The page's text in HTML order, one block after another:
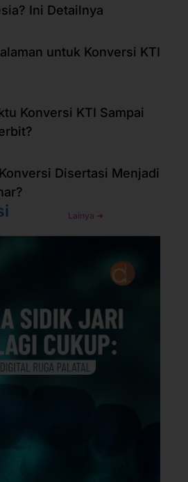
Ini Detailnya
untuk Konversi KTI
Konversi KTI Sampai
Disertasi Menjadi
Lainya ➜